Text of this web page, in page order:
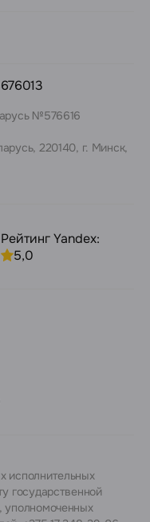
№576616
220140, г. Минск,
Рейтинг Yandex:
5,0
исполнительных
государственной
уполномоченных